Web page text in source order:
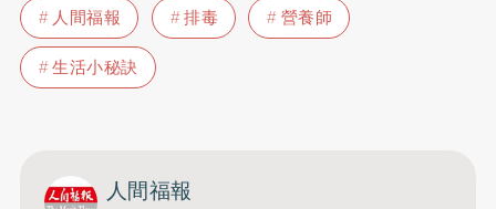
人間福報 排毒
營養師
生活小秘訣
人間福報